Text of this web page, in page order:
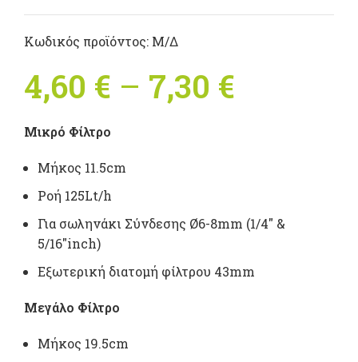
Κωδικός προϊόντος: Μ/Δ
4,60 € – 7,30 €
7,30 €
Μικρό Φίλτρο
Μήκος 11.5cm
Ροή 125Lt/h
Για σωληνάκι Σύνδεσης Ø6-8mm (1/4″ &
5/16″inch)
Εξωτερική διατομή φίλτρου 43mm
Μεγάλο Φίλτρο
Μήκος 19.5cm